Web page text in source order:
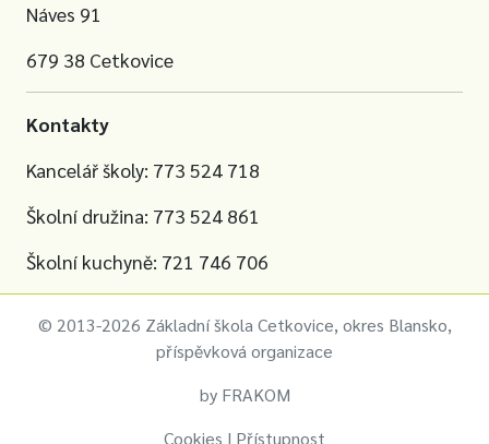
Náves 91
679 38 Cetkovice
Kontakty
Kancelář školy: 773 524 718
Školní družina: 773 524 861
Školní kuchyně: 721 746 706
© 2013-2026 Základní škola Cetkovice, okres Blansko,
příspěvková organizace
by FRAKOM
Cookies | Přístupnost